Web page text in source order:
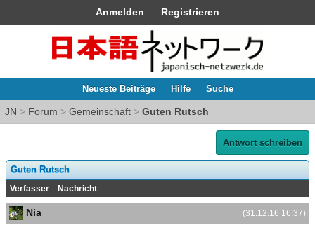
Anmelden Registrieren
Neueste Beiträge Hilfe Suche
JN > Forum > Gemeinschaft > Guten Rutsch
Antwort schreiben
Guten Rutsch
Verfasser Nachricht
(31.12.16 16:37)
Nia